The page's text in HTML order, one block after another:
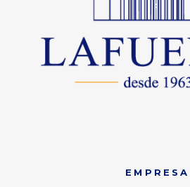
EMPRESA